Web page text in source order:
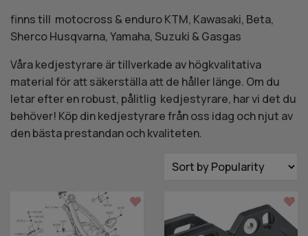
finns till motocross & enduro KTM, Kawasaki, Beta,
Sherco Husqvarna, Yamaha, Suzuki & Gasgas
Våra kedjestyrare är tillverkade av högkvalitativa
material för att säkerställa att de håller länge. Om du
letar efter en robust, pålitlig kedjestyrare, har vi det du
behöver! Köp din kedjestyrare från oss idag och njut av
den bästa prestandan och kvaliteten.